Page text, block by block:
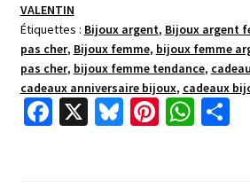
VALENTIN
Étiquettes : Bijoux argent, Bijoux argent
pas cher, Bijoux femme, bijoux femme
pas cher, bijoux femme tendance,
cadeaux anniversaire bijoux, cadeaux
Fa X Bl Pi W P